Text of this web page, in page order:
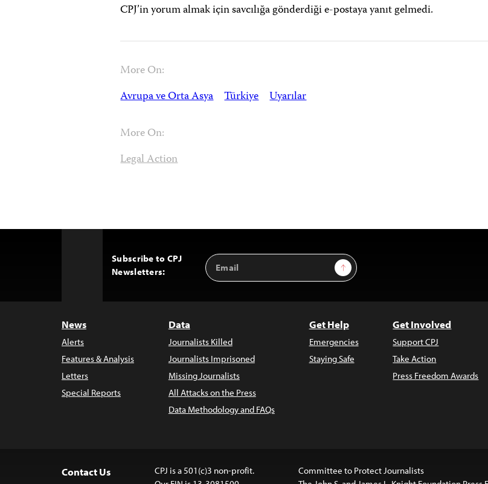
CPJ’in yorum almak için savcılığa gönderdiği e-postaya yanıt gelmedi.
More On:
Avrupa ve Orta Asya Türkiye Uyarılar
More On:
Legal Action
Subscribe to CPJ
Newsletters:
Email
Address
Sign Up
News
Alerts
Features & Analysis
Letters
Special Reports
Data
Journalists Killed
Journalists Imprisoned
Missing Journalists
All Attacks on the Press
Data Methodology and FAQs
Get Help
Emergencies
Staying Safe
Get Involved
Support CPJ
Take Action
Press Freedom Awards
Contact Us
CPJ is a 501(c)3 non-profit.
Committee to Protect Journalists